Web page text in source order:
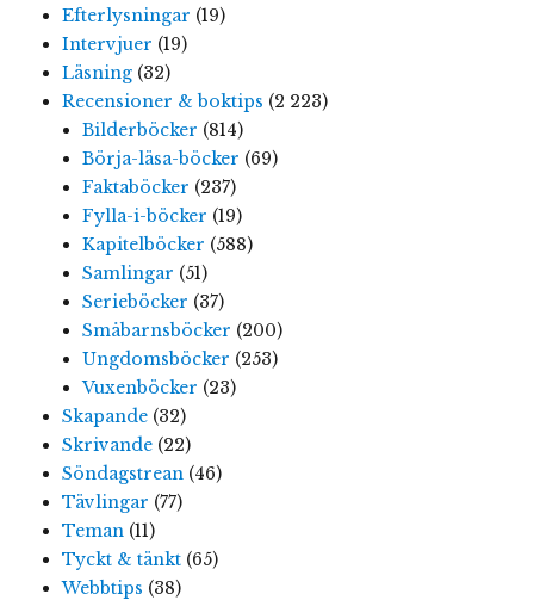
Efterlysningar (19)
Intervjuer (19)
Läsning(32)
Recensioner & boktips (2 223)
Bilderböcker (814)
Börja-läsa-böcker (69)
Faktaböcker (237)
Fylla-i-böcker (19)
Kapitelböcker (588)
Samlingar (51)
Serieböcker (37)
Småbarnsböcker (200)
Ungdomsböcker (253)
Vuxenböcker (23)
Skapande(32)
Skrivande(22)
Söndagstrean(46)
Tävlingar (77)
Teman(11)
Tyckt & tänkt(65)
Webbtips (38)